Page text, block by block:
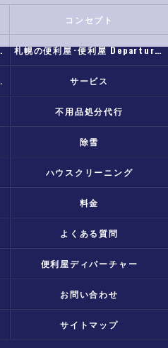
コンセプト
コミ情報 札幌の便利屋･便利屋 Departureの評判
お客様の声 サービス
不用品処分代行
除雪
ハウスクリーニング
料金
よくある質問
便利屋ディパーチャー
お問い合わせ
サイトマップ